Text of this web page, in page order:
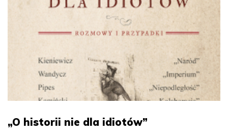
„O historii nie dla idiotów”